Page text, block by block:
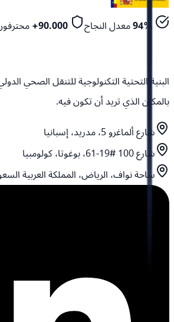
94%معدل النجاح 90.000+
البنية التحتية التكنولوجية للتنقل الصحي
بالمكان الذي تريد أن تكون فيه.
شارع ألماغرو 5، مدريد، إسبانيا
شارع 100 #19-61، بوغوتا، كولومبيا
ساحة نواف، الرياض، المملكة العربية